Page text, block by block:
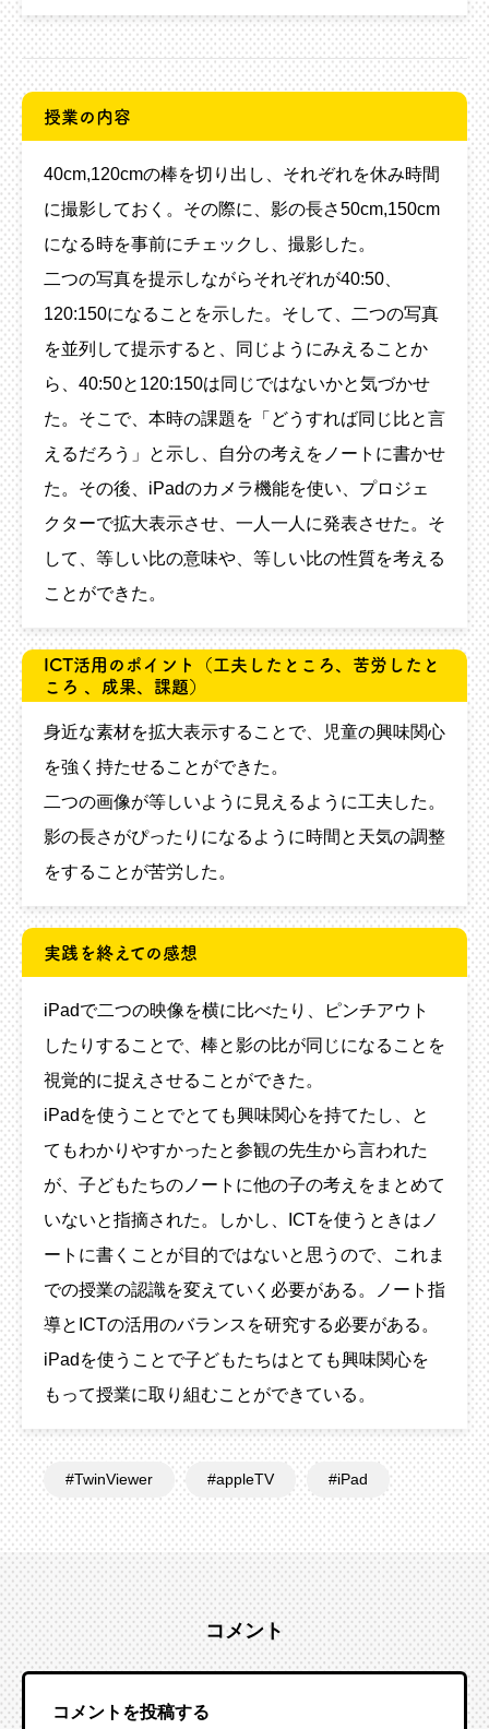
授業の内容
40cm,120cmの棒を切り出し、それぞれを休み時間
に撮影しておく。その際に、影の長さ50cm,150cm
になる時を事前にチェックし、撮影した。
二つの写真を提示しながらそれぞれが40:50、
120:150になることを示した。そして、二つの写真
を並列して提示すると、同じようにみえることか
ら、40:50と120:150は同じではないかと気づかせ
た。そこで、本時の課題を「どうすれば同じ比と言
えるだろう」と示し、自分の考えをノートに書かせ
た。その後、iPadのカメラ機能を使い、プロジェ
クターで拡大表示させ、一人一人に発表させた。そ
して、等しい比の意味や、等しい比の性質を考える
ことができた。
ICT活用のポイント
（工夫したところ、苦労したと
ころ 、成果、課題）
身近な素材を拡大表示することで、児童の興味関心
を強く持たせることができた。
二つの画像が等しいように見えるように工夫した。
影の長さがぴったりになるように時間と天気の調整
をすることが苦労した。
実践を終えての感想
iPadで二つの映像を横に比べたり、ピンチアウト
したりすることで、棒と影の比が同じになることを
視覚的に捉えさせることができた。
iPadを使うことでとても興味関心を持てたし、と
てもわかりやすかったと参観の先生から言われた
が、子どもたちのノートに他の子の考えをまとめて
いないと指摘された。しかし、ICTを使うときはノ
ートに書くことが目的ではないと思うので、これま
での授業の認識を変えていく必要がある。ノート指
導とICTの活用のバランスを研究する必要がある。
iPadを使うことで子どもたちはとても興味関心を
もって授業に取り組むことができている。
TwinViewer appleTV iPad
コメント
コメントを投稿する